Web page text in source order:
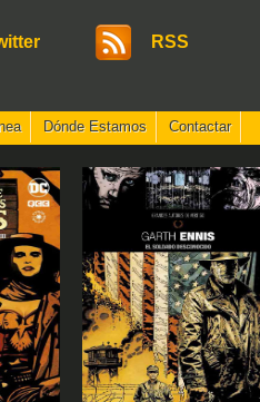
RSS
Dónde Estamos Contactar